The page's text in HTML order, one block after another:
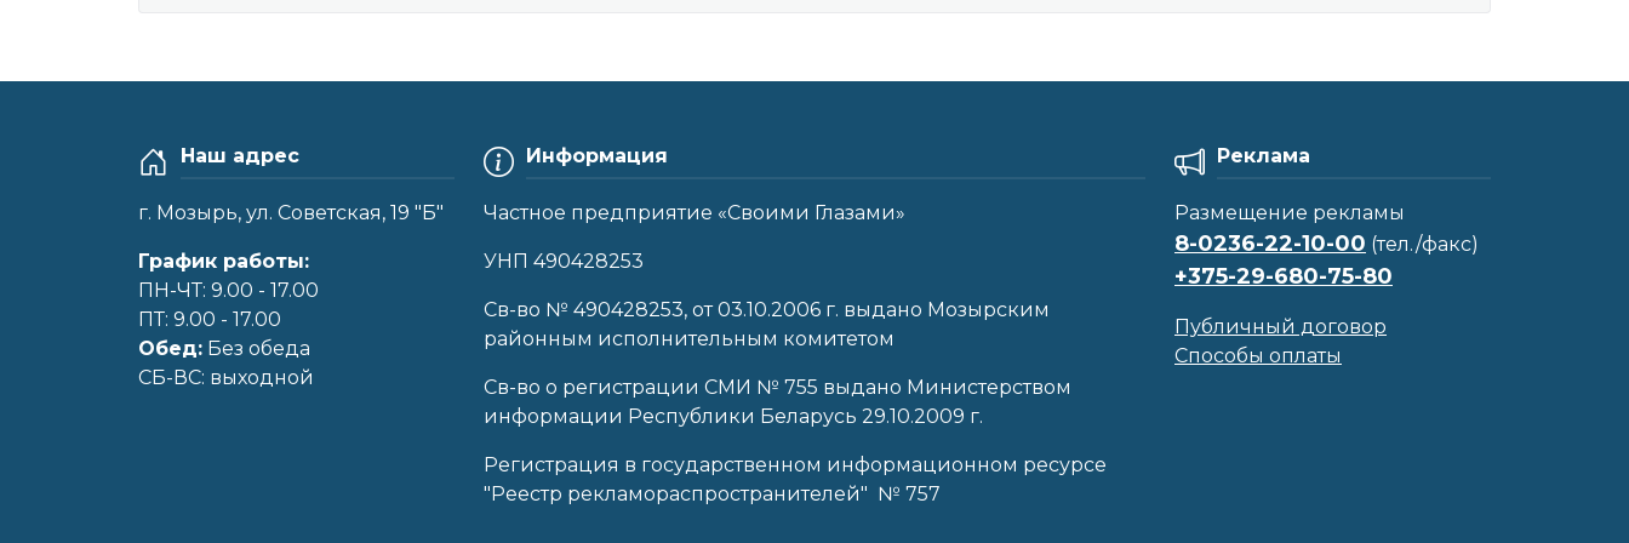
Наш адрес
г. Мозырь, ул. Советская, 19 "Б"
График работы:
ПН-ЧТ: 9.00 - 17.00
ПТ: 9.00 - 17.00
Обед: Без обеда
CБ-ВС: выходной
Информация
Частное предприятие «Своими Глазами»
УНП 490428253
Cв-во № 490428253, от 03.10.2006 г. выдано Мозырским
районным исполнительным комитетом
Св-во о регистрации СМИ № 755 выдано Министерством
информации Республики Беларусь 29.10.2009 г.
Регистрация в государственном информационном ресурсе
"Реестр рекламораспространителей" № 757
Реклама
Размещение рекламы
8-0236-22-10-00 (тел./факс)
+375-29-680-75-80
Публичный договор
Способы оплаты